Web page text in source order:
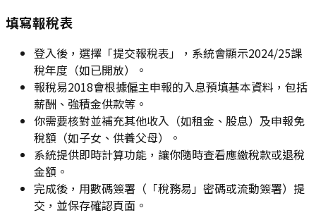
填寫報稅表
登入後，選擇「提交報稅表」，系統會顯示2024/25課
稅年度（如已開放）。
報稅易2018會根據僱主申報的入息預填基本資料，包括
薪酬、強積金供款等。
你需要核對並補充其他收入（如租金、股息）及申報免
稅額（如子女、供養父母）。
系統提供即時計算功能，讓你隨時查看應繳稅款或退稅
金額。
完成後，用數碼簽署（「稅務易」密碼或流動簽署）提
交，並保存確認頁面。